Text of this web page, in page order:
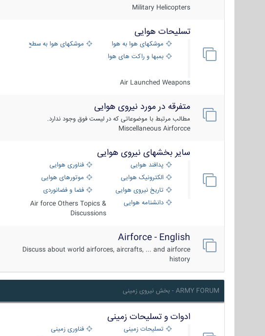
Military Helicopters
تسلیحات هوایی
موشکهای هوا به هوا
موشکهای هوا به سطح
بمبها و راکت های هوایی
Air Launched Weapons
متفرقه در مورد نیروی هوایی
مطالب مرتبط با موضوعاتی که در لیست فوق وجود ندارد.
Miscellaneous Airforcce
سایر بخشهای نیروی هوایی
پدافند هوایی
فناوری هوایی
الکترونیک هوایی
موتورهای هوایی
تاریخ نیروی هوایی
فضا و فضانوردی
دانشنامه هوایی
Air force Others Topics &
Discussions
Airforce - English
Discuss about world airforces, aircrafts, ... and airforce
history
ARMY FORUM - بخش نیروی زمینی
ادوات و تسلیحات زمینی
تسلیحات زمینی
فناوری زمینی